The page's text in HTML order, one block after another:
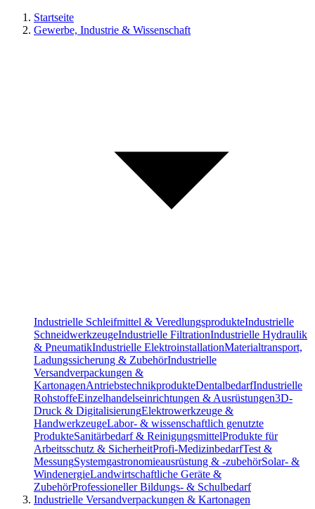
Startseite
Gewerbe, Industrie & Wissenschaft
Industrielle Schleifmittel & VeredlungsprodukteIndustrielle
SchneidwerkzeugeIndustrielle FiltrationIndustrielle Hydraulik
& PneumatikIndustrielle ElektroinstallationMaterialtransport,
Ladungssicherung & ZubehörIndustrielle
Versandverpackungen &
KartonagenAntriebstechnikprodukteDentalbedarfIndustrielle
RohstoffeEinzelhandelseinrichtungen & Ausrüstungen3D-
Druck & DigitalisierungElektrowerkzeuge &
HandwerkzeugeLabor- & wissenschaftlich genutzte
ProdukteSanitärbedarf & ReinigungsmittelProdukte für
Arbeitsschutz & SicherheitProfi-MedizinbedarfTest &
MessungSystemgastronomieausrüstung & -zubehörSolar- &
WindenergieLandwirtschaftliche Geräte &
ZubehörProfessioneller Bildungs- & Schulbedarf
Industrielle Versandverpackungen & Kartonagen